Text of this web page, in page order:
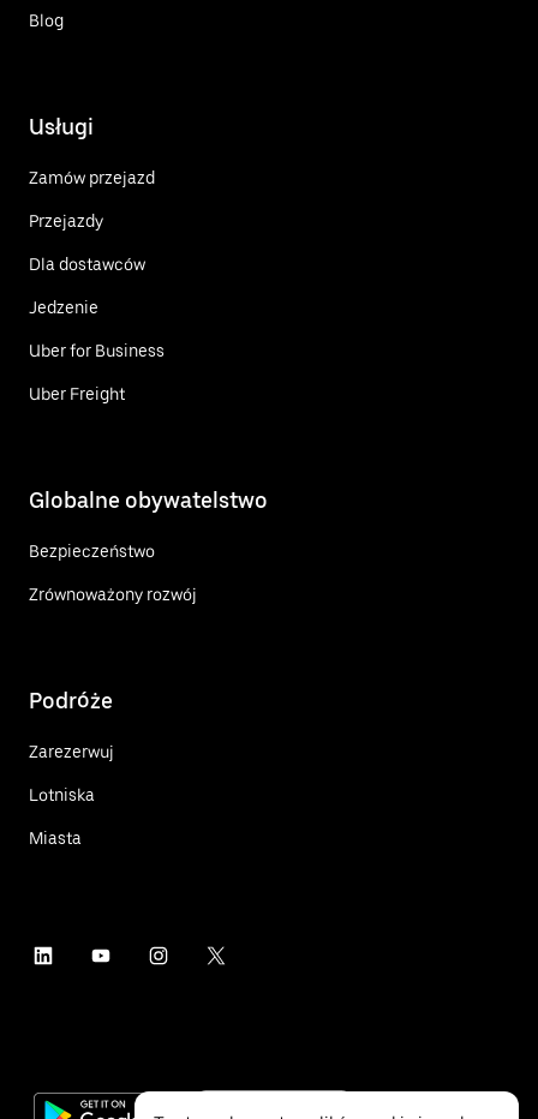
Blog
Usługi
Zamów przejazd
Przejazdy
Dla dostawców
Jedzenie
Uber for Business
Uber Freight
Globalne obywatelstwo
Bezpieczeństwo
Zrównoważony rozwój
Podróże
Zarezerwuj
Lotniska
Miasta